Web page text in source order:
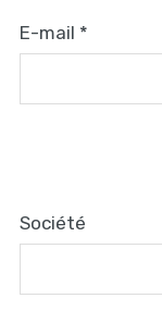
E-mail *
Société